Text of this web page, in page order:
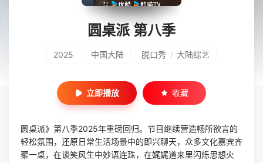
圆桌派 第八季
2025 中国大陆 脱口秀 / 大陆综艺
立即播放 收藏
圆桌派》第八季2025年重磅回归。节目继续营造畅所欲言的
轻松氛围，还原日常生活场景中的即兴聊天，众多文化嘉宾齐
聚一桌，在谈笑风生中妙语连珠，在娓娓道来里闪烁思想火